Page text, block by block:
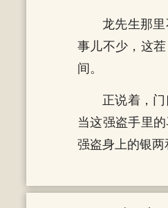
龙先生那
事儿不少，这
间。
正说着，
当这强盗手里
强盗身上的银两